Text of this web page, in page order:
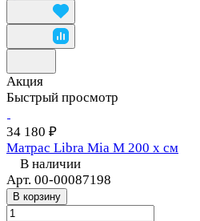
Акция
Быстрый просмотр
34 180 ₽
Матрас Libra Mia M 200 х см
В наличии
Арт. 00-00087198
В корзину